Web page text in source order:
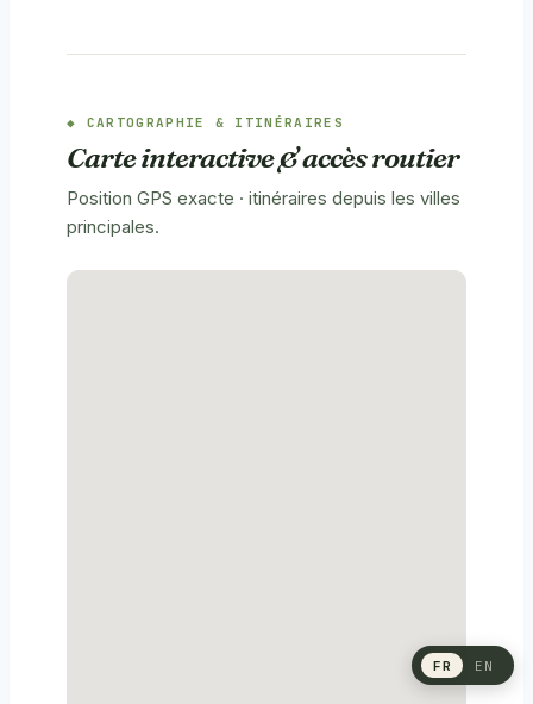
CARTOGRAPHIE & ITINÉRAIRES
Carte interactive & accès routier
Position GPS exacte · itinéraires depuis les villes
principales.
FR EN